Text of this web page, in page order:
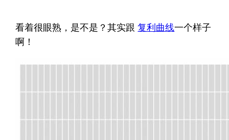
看着很眼熟，是不是？其实跟复利曲线一个样子
啊！